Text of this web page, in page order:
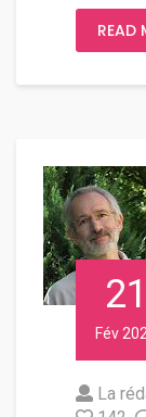
READ
21
Fév
La